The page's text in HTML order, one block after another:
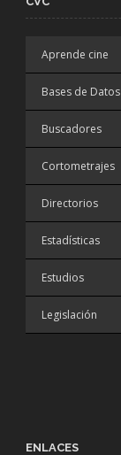
Aprende cine
Bases de Datos
Buscadores
Cortometrajes
Directorios
Estadísticas
Estudios
Legislación
ENLACES